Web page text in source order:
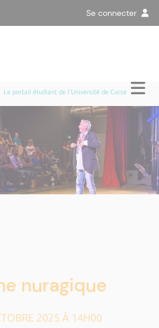
Se connecter
Le portail étudiant de l'Université de Corse
nuragique
2025 À 14H00